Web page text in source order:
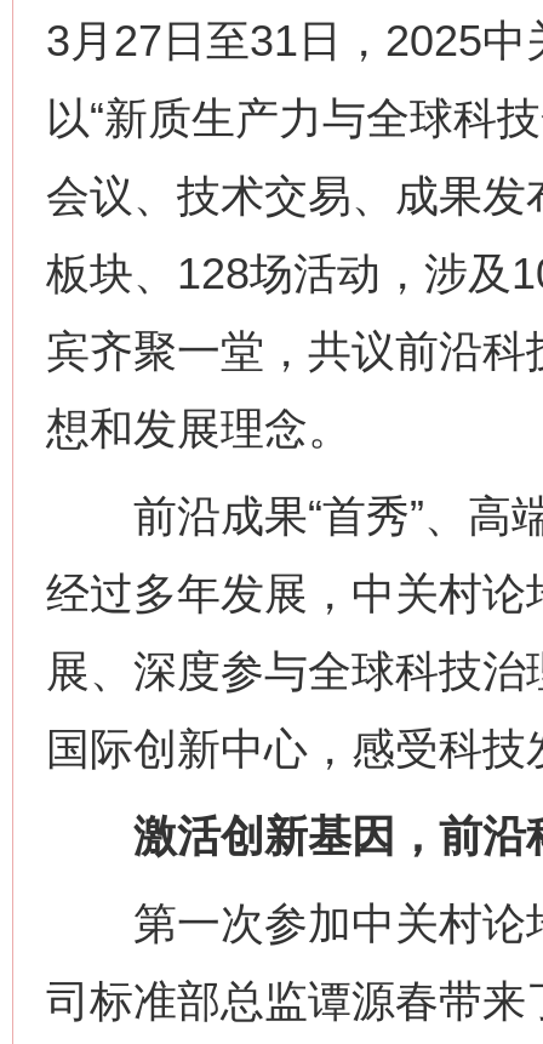
3月27日至31日，2025
以“新质生产力与全球科
会议、技术交易、成果
板块、128场活动，涉及
宾齐聚一堂，共议前沿
想和发展理念。
前沿成果“首秀”、高
经过多年发展，中关村
展、深度参与全球科技
国际创新中心，感受科
激活创新基因，前沿
第一次参加中关村论
司标准部总监谭源春带